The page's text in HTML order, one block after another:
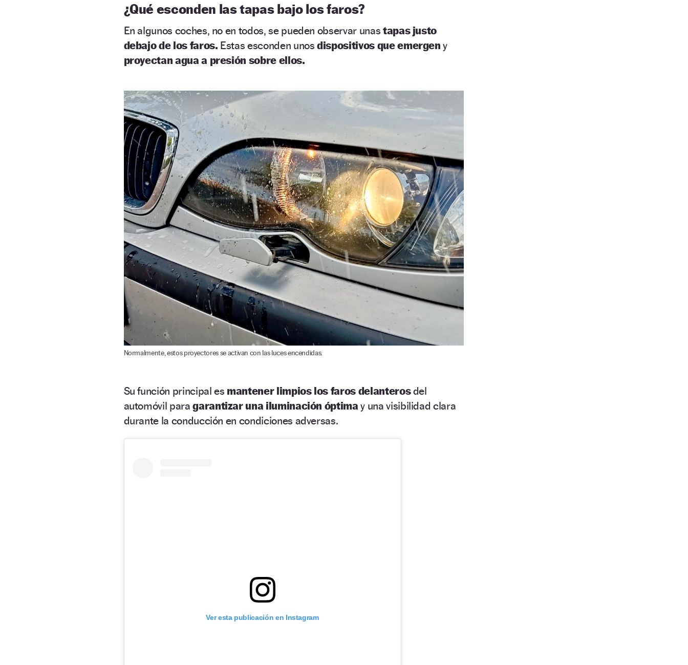
¿Qué esconden las tapas bajo los faros?
En algunos coches, no en todos, se pueden observar unas tapas justo
debajo de los faros. Estas esconden unosdispositivos que emergen y
proyectan agua a presión sobre ellos.
Normalmente, estos proyectores se activan con las luces encendidas.
Su función principal es mantener limpios los faros delanterosdel
automóvil paragarantizar una iluminación óptimay una visibilidad clara
durante la conducción en condiciones adversas.
Ver esta publicación en Instagram